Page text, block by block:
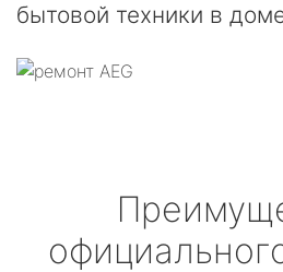
бытовой техники в